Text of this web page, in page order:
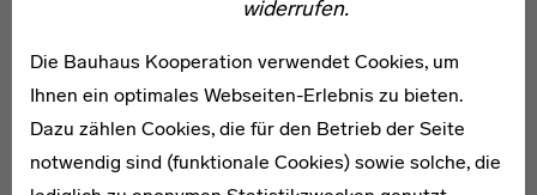
widerrufen.
Die Bauhaus Kooperation verwendet Cookies, um
Ihnen ein optimales Webseiten-Erlebnis zu bieten.
Dazu zählen Cookies, die für den Betrieb der Seite
notwendig sind (funktionale Cookies) sowie solche, die
Erna Ludovici